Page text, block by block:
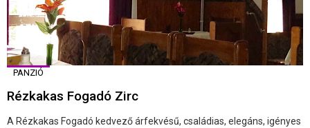
PANZIÓ
Rézkakas Fogadó Zirc
A Rézkakas Fogadó kedvező árfekvésű, családias, elegáns, igényes